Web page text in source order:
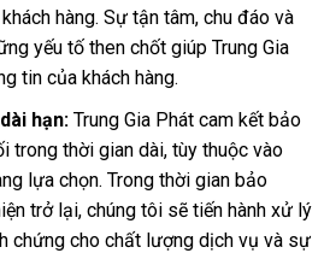
hàng. Sự tận tâm, chu đáo và
yếu tố then chốt giúp Trung Gia
tin của khách hàng.
hạn:Trung Gia Phát cam kết bảo
trong thời gian dài, tùy thuộc vào
lựa chọn. Trong thời gian bảo
trở lại, chúng tôi sẽ tiến hành xử lý
chứng cho chất lượng dịch vụ và sự